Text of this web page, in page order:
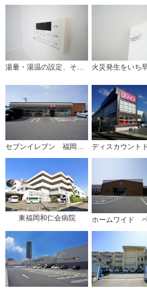
セブンイレブン 福岡三苫3丁目店
東福岡和仁会病院